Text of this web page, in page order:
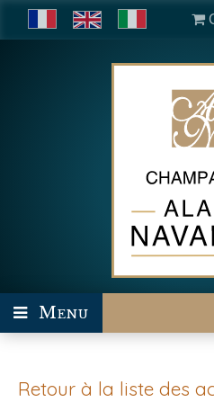
Menu
Retour à la liste des